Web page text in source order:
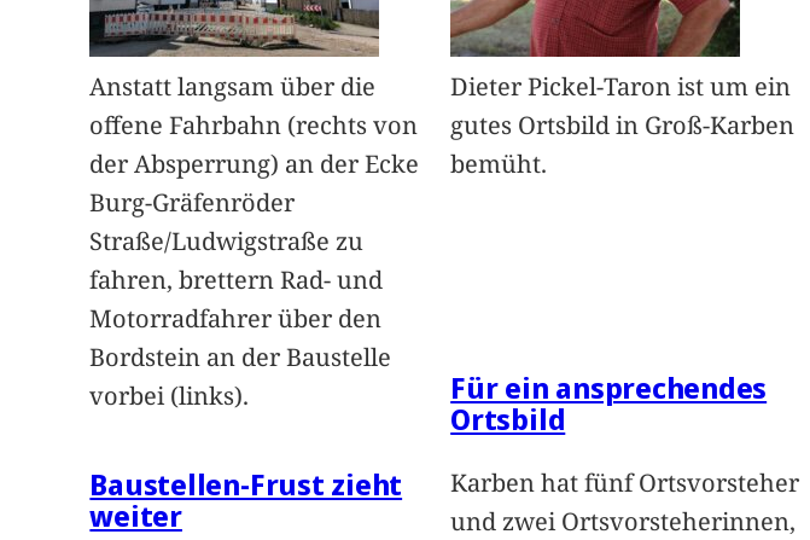
Anstatt langsam über die
offene Fahrbahn (rechts von
der Absperrung) an der Ecke
Burg-Gräfenröder
Straße/Ludwigstraße zu
fahren, brettern Rad- und
Motorradfahrer über den
Bordstein an der Baustelle
vorbei (links).
Baustellen-Frust zieht
weiter
Dieter Pickel-Taron ist um ein
gutes Ortsbild in Groß-Karben
bemüht.
Für ein ansprechendes
Ortsbild
Karben hat fünf Ortsvorsteher
und zwei Ortsvorsteherinnen,